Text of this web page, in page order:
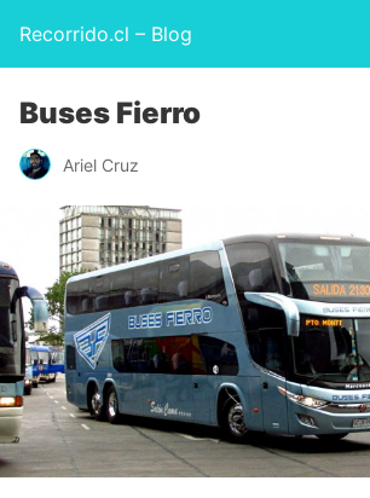
Recorrido.cl – Blog
Buses Fierro
Ariel Cruz